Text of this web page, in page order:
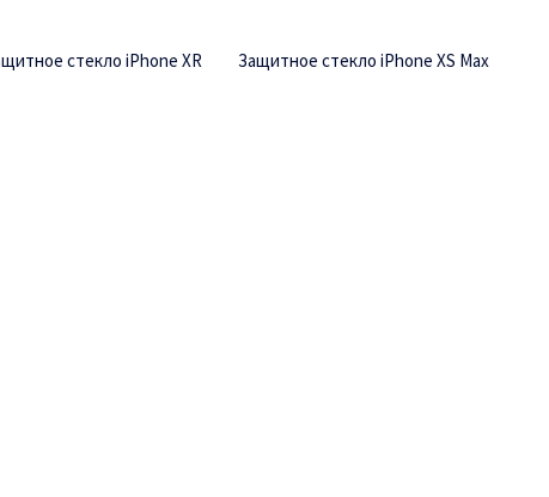
стекло iPhone XR Защитное стекло iPhone XS Max